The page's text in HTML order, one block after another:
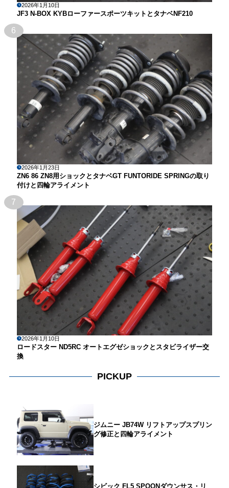
2026年1月10日
JF3 N-BOX KYBローファースポーツキットとタナベNF210
6
2026年1月23日
ZN6 86 ZN8用ショックとタナベGT FUNTORIDE SPRINGの取り
付けと四輪アライメント
7
2026年1月10日
ロードスター ND5RC オートエグゼショックとスタビライザー交
換
PICKUP
ジムニー JB74W リフトアップスプリン
グ修正と四輪アライメント
シビック FL5 SPOONダウンサス・リ